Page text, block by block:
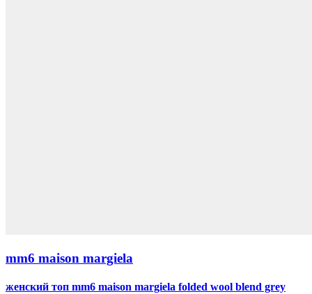
mm6 maison margiela
женский топ mm6 maison margiela folded wool blend grey